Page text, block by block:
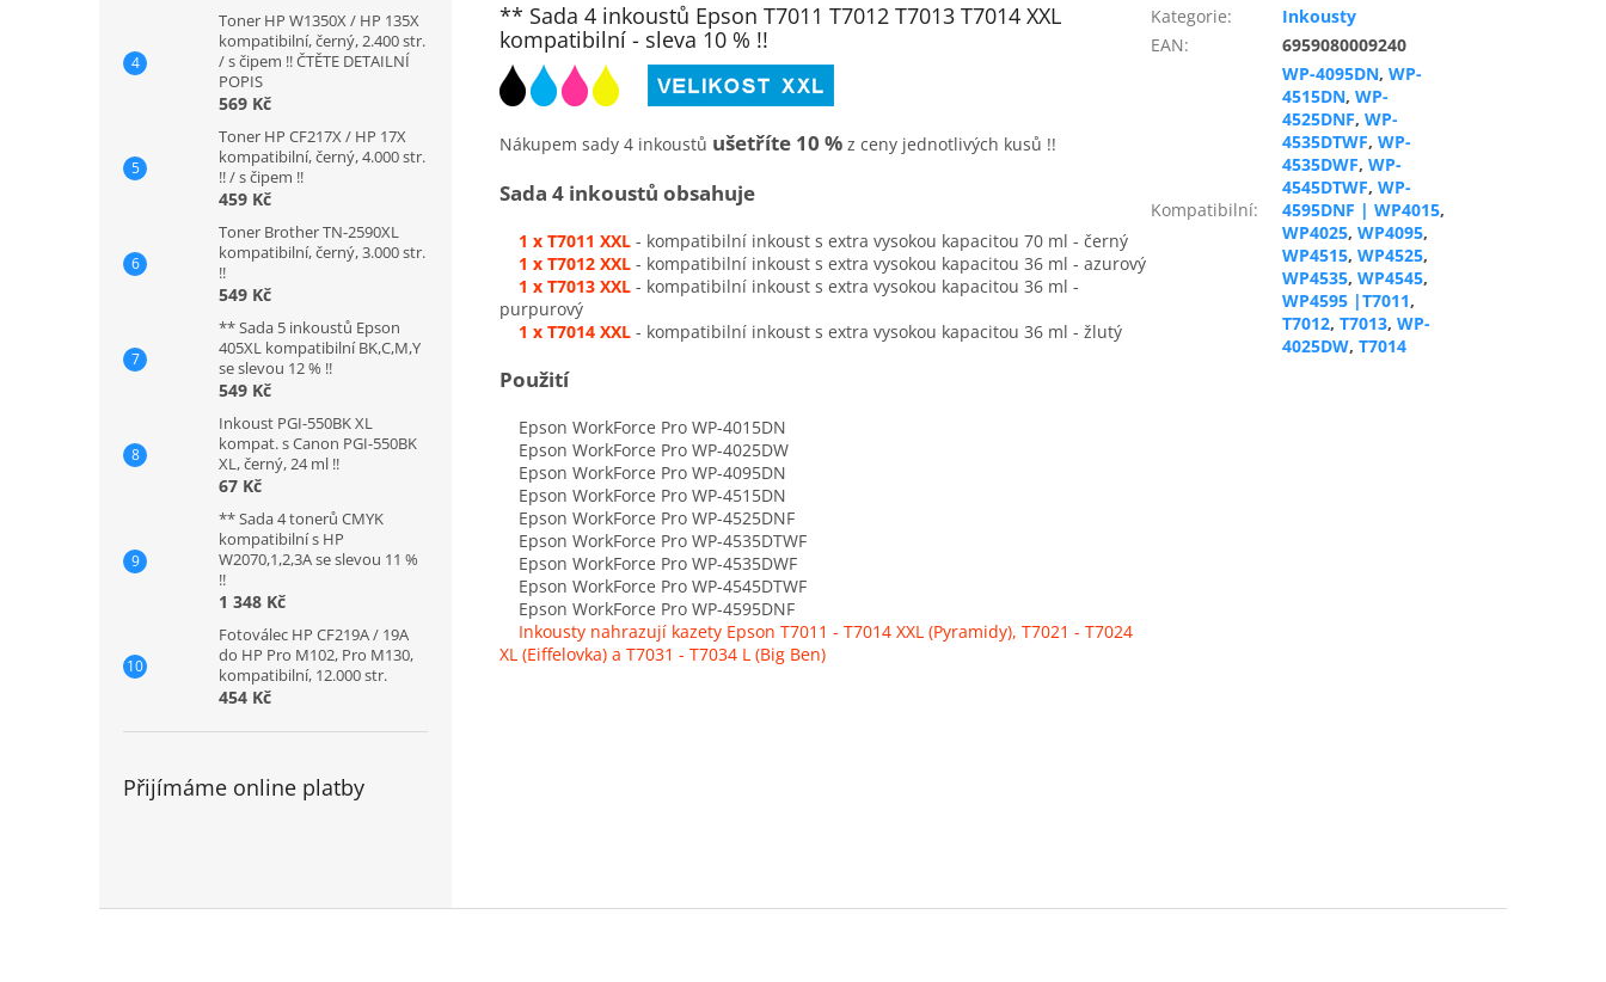
Toner HP W1350X / HP 135X
kompatibilní, černý, 2.400 str.
/ s čipem !! ČTĚTE DETAILNÍ
POPIS
569 Kč
Toner HP CF217X / HP 17X
kompatibilní, černý, 4.000 str.
!! / s čipem !!
459 Kč
Toner Brother TN-2590XL
kompatibilní, černý, 3.000 str.
!!
549 Kč
** Sada 5 inkoustů Epson
405XL kompatibilní BK,C,M,Y
se slevou 12 % !!
549 Kč
Inkoust PGI-550BK XL
kompat. s Canon PGI-550BK
XL, černý, 24 ml !!
67 Kč
** Sada 4 tonerů CMYK
kompatibilní s HP
W2070,1,2,3A se slevou 11 %
!!
1 348 Kč
Fotoválec HP CF219A / 19A
do HP Pro M102, Pro M130,
kompatibilní, 12.000 str.
454 Kč
Přijímáme online platby
** Sada 4 inkoustů Epson T7011 T7012 T7013 T7014 XXL
kompatibilní - sleva 10 % !!
Nákupem sady 4 inkoustů ušetříte 10 % z ceny jednotlivých kusů !!
Sada 4 inkoustů obsahuje
1 x T7011 XXL - kompatibilní inkoust s extra vysokou kapacitou 70 ml - černý
1 x T7012 XXL - kompatibilní inkoust s extra vysokou kapacitou 36 ml - azurový
1 x T7013 XXL - kompatibilní inkoust s extra vysokou kapacitou 36 ml -
purpurový
1 x T7014 XXL - kompatibilní inkoust s extra vysokou kapacitou 36 ml - žlutý
Použití
Epson WorkForce Pro WP-4015DN
Epson WorkForce Pro WP-4025DW
Epson WorkForce Pro WP-4095DN
Epson WorkForce Pro WP-4515DN
Epson WorkForce Pro WP-4525DNF
Epson WorkForce Pro WP-4535DTWF
Epson WorkForce Pro WP-4535DWF
Epson WorkForce Pro WP-4545DTWF
Epson WorkForce Pro WP-4595DNF
Inkousty nahrazují kazety Epson T7011 - T7014 XXL (Pyramidy), T7021 - T7024
XL (Eiffelovka) a T7031 - T7034 L (Big Ben)
Kategorie:
Inkousty
EAN: 6959080009240
Kompatibilní:
WP-4095DN,WP-
4515DN,WP-
4525DNF,WP-
4535DTWF,WP-
4535DWF,WP-
4545DTWF,WP-
4595DNF | WP4015,
WP4025,WP4095,
WP4515,WP4525,
WP4535,WP4545,
WP4595 |T7011,
T7012,T7013,WP-
4025DW,T7014